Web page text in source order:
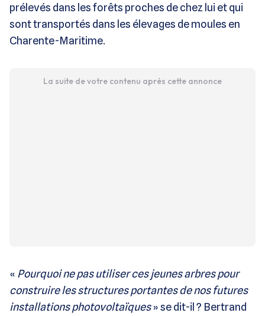
prélevés dans les forêts proches de chez lui et qui
sont transportés dans les élevages de moules en
Charente-Maritime.
La suite de votre contenu après cette annonce
« Pourquoi ne pas utiliser ces jeunes arbres pour
construire les structures portantes de nos futures
installations photovoltaïques» se dit-il ? Bertrand